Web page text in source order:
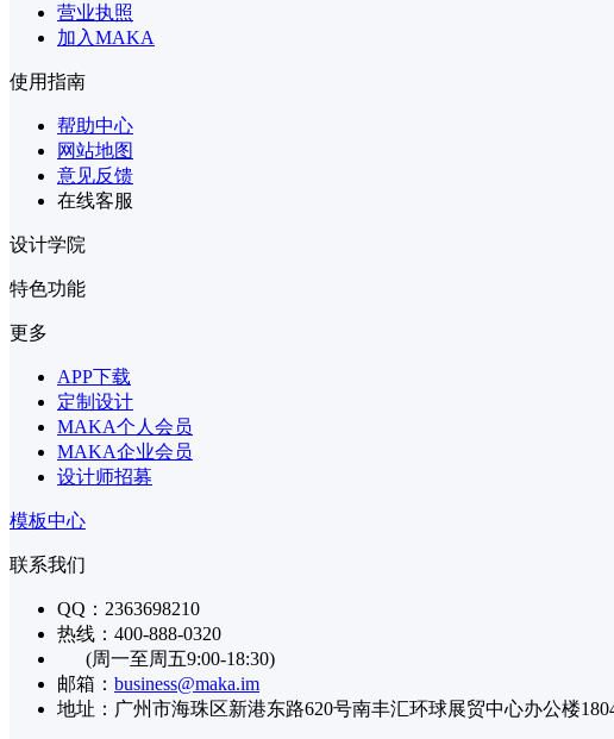
营业执照
加入MAKA
使用指南
帮助中心
网站地图
意见反馈
在线客服
设计学院
特色功能
更多
APP下载
定制设计
MAKA个人会员
MAKA企业会员
设计师招募
模板中心
联系我们
QQ：2363698210
热线：400-888-0320
(周一至周五9:00-18:30)
邮箱： business@maka.im
地址：广州市海珠区新港东路620号南丰汇环球展贸中心办公楼